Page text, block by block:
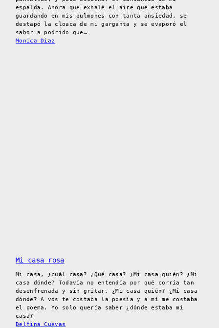
espalda. Ahora que exhalé el aire que estaba
guardando en mis pulmones con tanta ansiedad, se
destapó la cloaca de mi garganta y se evaporó el
sabor a podrido que…
Monica Diaz
Mi casa rosa
Mi casa, ¿cuál casa? ¿Qué casa? ¿Mi casa quién? ¿Mi
casa dónde? Todavía no entendía por qué corría tan
desenfrenada y sin gritar. ¿Mi casa quién? ¿Mi casa
dónde? A vos te costaba la poesía y a mí me costaba
el poema. Yo solo quería saber ¿dónde estaba mi
casa?
Delfina Cuevas